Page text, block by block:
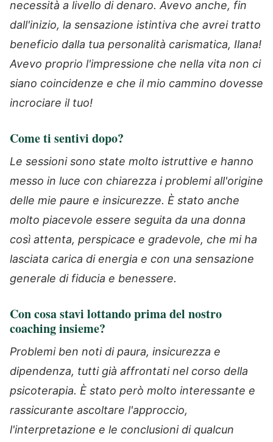
necessità a livello di denaro. Avevo anche, fin
dall'inizio, la sensazione istintiva che avrei tratto
beneficio dalla tua personalità carismatica, Ilana!
Avevo proprio l'impressione che nella vita non ci
siano coincidenze e che il mio cammino dovesse
incrociare il tuo!
Come ti sentivi dopo?
Le sessioni sono state molto istruttive e hanno
messo in luce con chiarezza i problemi all'origine
delle mie paure e insicurezze. È stato anche
molto piacevole essere seguita da una donna
così attenta, perspicace e gradevole, che mi ha
lasciata carica di energia e con una sensazione
generale di fiducia e benessere.
Con cosa stavi lottando prima del nostro
coaching insieme?
Problemi ben noti di paura, insicurezza e
dipendenza, tutti già affrontati nel corso della
psicoterapia. È stato però molto interessante e
rassicurante ascoltare l'approccio,
l'interpretazione e le conclusioni di qualcun